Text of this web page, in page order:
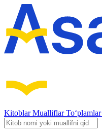
KitoblarMualliflarTo‘plamlar